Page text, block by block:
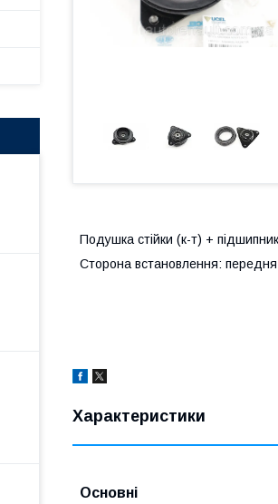
Подушка стійки (к-т) +
Сторона встановлення: передня
Характеристики
Основні